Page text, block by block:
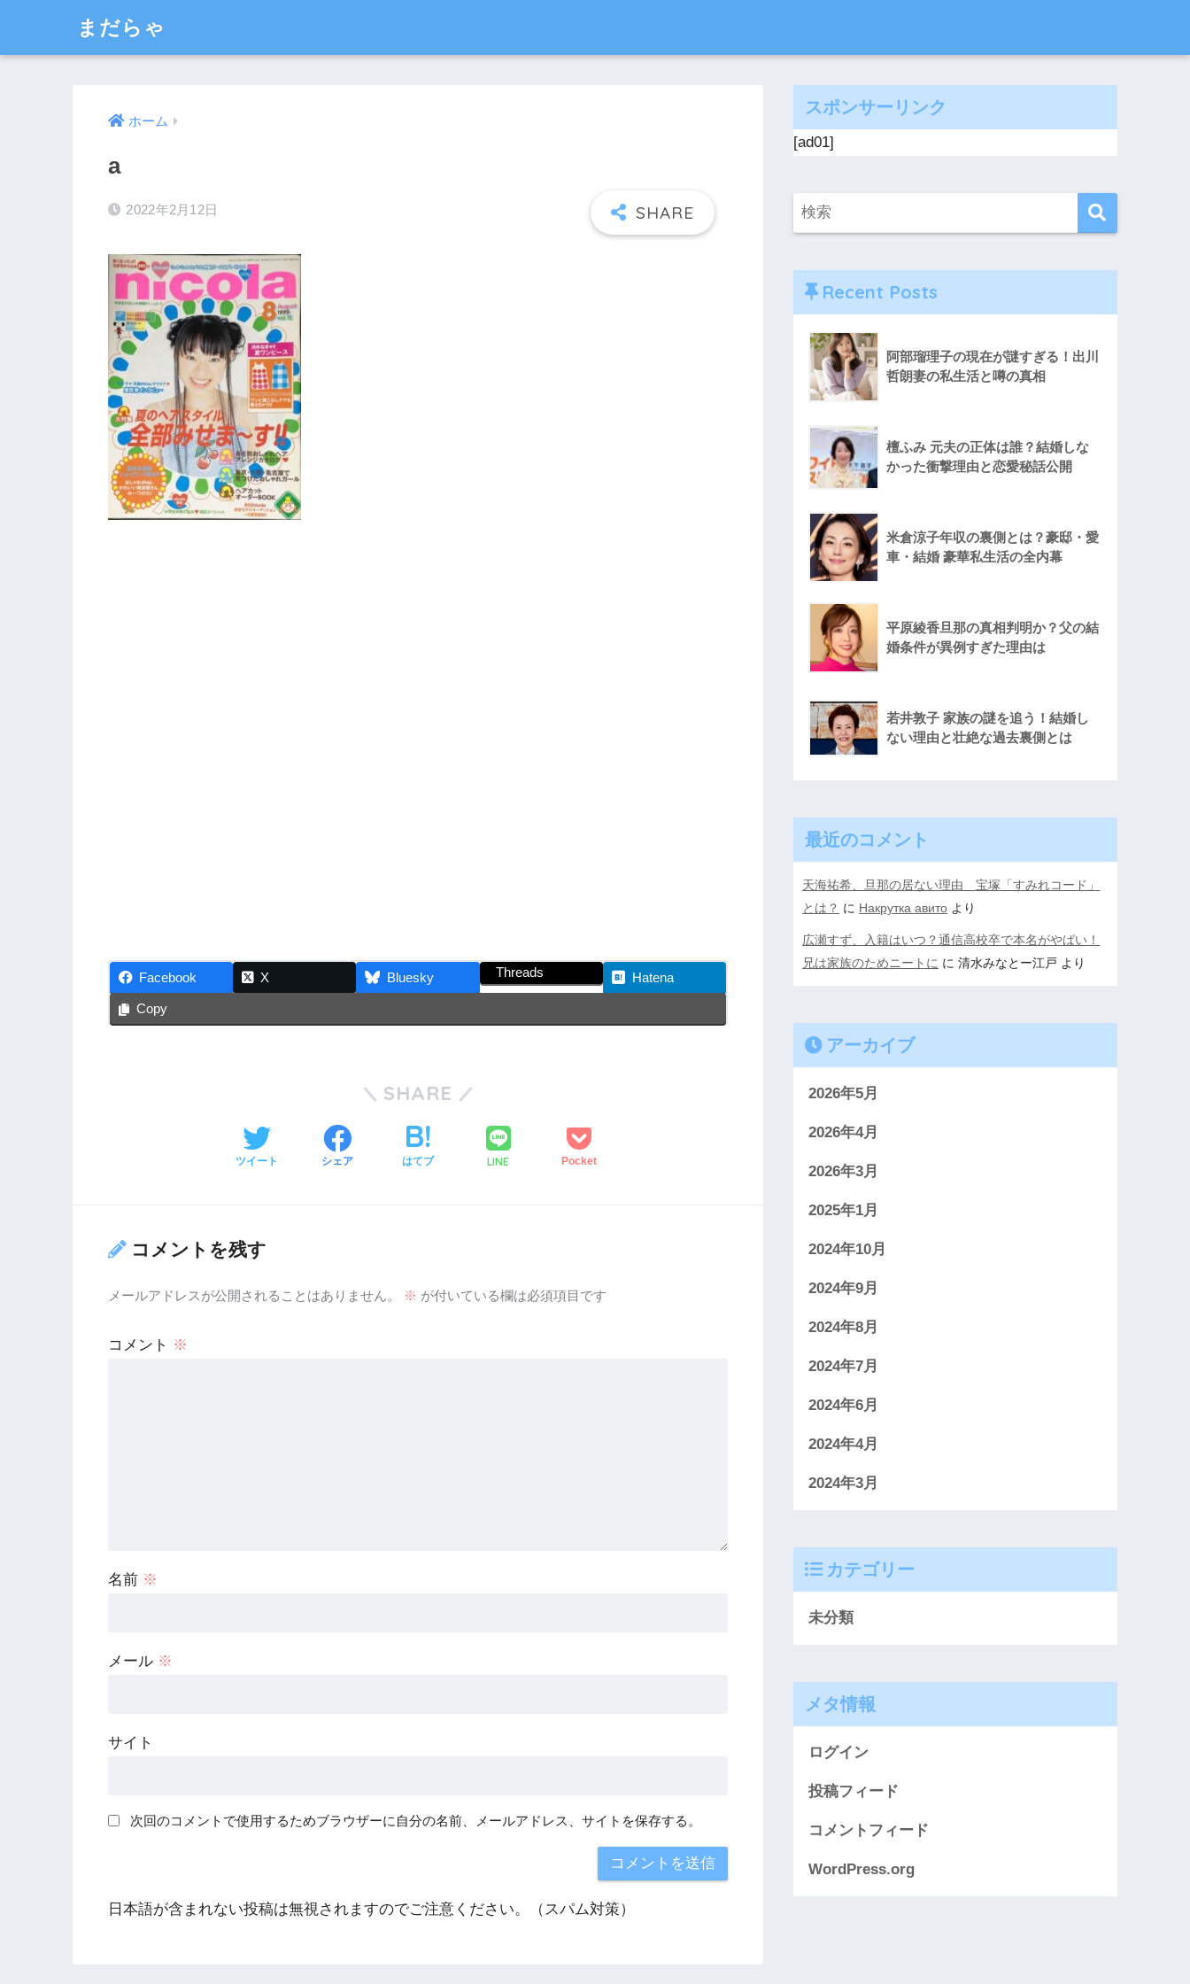
まだらゃ
ホーム
a
2022年2月12日
Facebook X Bluesky Threads Hatena
Copy
SHARE
ツイート シェア はてブ LINE Pocket
コメントを残す
メールアドレスが公開されることはありません。 ※ が付いている欄は必須項目です
コメント ※
名前 ※
メール ※
サイト
次回のコメントで使用するためブラウザーに自分の名前、メールアドレス、サイトを保存する。
日本語が含まれない投稿は無視されますのでご注意ください。（スパム対策）
スポンサーリンク
[ad01]
Recent Posts
阿部瑠理子の現在が謎すぎる！出川
哲朗妻の私生活と噂の真相
檀ふみ 元夫の正体は誰？結婚しな
かった衝撃理由と恋愛秘話公開
米倉涼子年収の裏側とは？豪邸・愛
車・結婚 豪華私生活の全内幕
平原綾香旦那の真相判明か？父の結
婚条件が異例すぎた理由は
若井敦子 家族の謎を追う！結婚し
ない理由と壮絶な過去裏側とは
最近のコメント
天海祐希、旦那の居ない理由 宝塚「すみれコード」
とは？ に Накрутка авито より
広瀬すず、入籍はいつ？通信高校卒で本名がやばい！
兄は家族のためニートに に清水みなとー江戸 より
アーカイブ
2026年5月
2026年4月
2026年3月
2025年1月
2024年10月
2024年9月
2024年8月
2024年7月
2024年6月
2024年4月
2024年3月
カテゴリー
未分類
メタ情報
ログイン
投稿フィード
コメントフィード
WordPress.org